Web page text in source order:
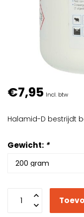
€7,95 Incl. btw
Halamid-D bestrijdt
Gewicht: *